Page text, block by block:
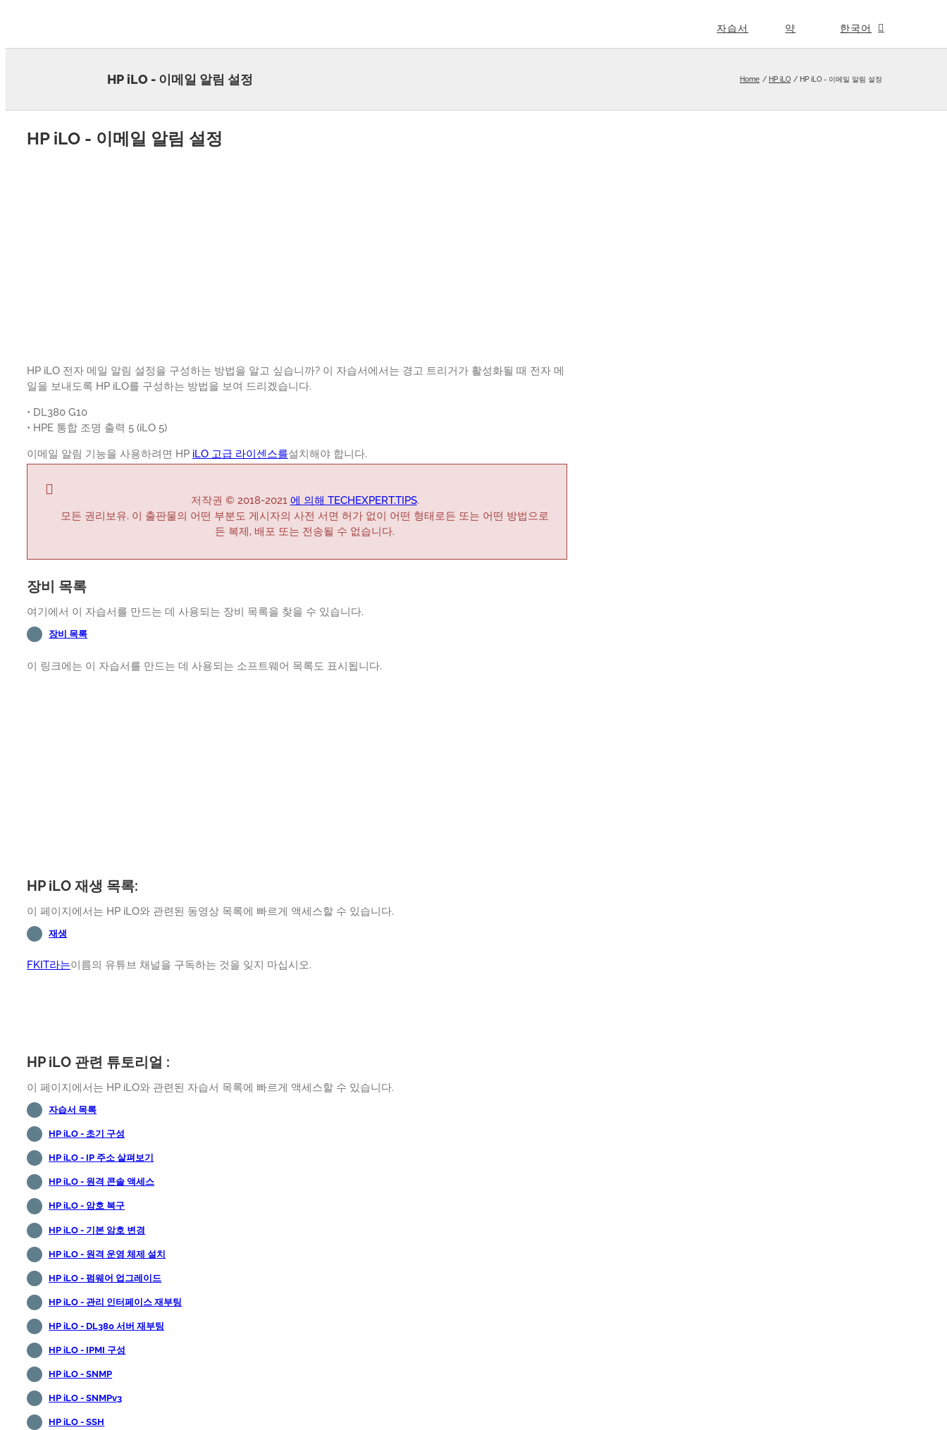
자습서 약 한국어
HP iLO - 이메일 알림 설정 Home HP iLO HP iLO - 이메일 알림 설정
HP iLO - 이메일 알림 설정
HP iLO 전자 메일 알림 설정을 구성하는 방법을 알고 싶습니까? 이 자습서에서는 경고 트리거가 활성화될 때 전자 메
일을 보내도록 HP iLO를 구성하는 방법을 보여 드리겠습니다.
• DL380 G10
• HPE 통합 조명 출력 5 (iLO 5)
이메일 알림 기능을 사용하려면 HP iLO 고급 라이센스를설치해야 합니다.
저작권 © 2018-2021 에 의해 TECHEXPERT.TIPS.
모든 권리보유. 이 출판물의 어떤 부분도 게시자의 사전 서면 허가 없이 어떤 형태로든 또는 어떤 방법으로
든 복제, 배포 또는 전송될 수 없습니다.
장비 목록
여기에서 이 자습서를 만드는 데 사용되는 장비 목록을 찾을 수 있습니다.
장비 목록
이 링크에는 이 자습서를 만드는 데 사용되는 소프트웨어 목록도 표시됩니다.
HP iLO 재생 목록:
이 페이지에서는 HP iLO와 관련된 동영상 목록에 빠르게 액세스할 수 있습니다.
재생
FKIT라는이름의 유튜브 채널을 구독하는 것을 잊지 마십시오.
HP iLO 관련 튜토리얼 :
이 페이지에서는 HP iLO와 관련된 자습서 목록에 빠르게 액세스할 수 있습니다.
자습서 목록
HP iLO - 초기 구성
HP iLO - IP 주소 살펴보기
HP iLO - 원격 콘솔 액세스
HP iLO - 암호 복구
HP iLO - 기본 암호 변경
HP iLO - 원격 운영 체제 설치
HP iLO - 펌웨어 업그레이드
HP iLO - 관리 인터페이스 재부팅
HP iLO - DL380 서버 재부팅
HP iLO - IPMI 구성
HP iLO - SNMP
HP iLO - SNMPv3
HP iLO - SSH